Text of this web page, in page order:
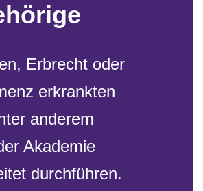
Erbrecht oder
erkrankten
anderem
Akademie
durchführen.